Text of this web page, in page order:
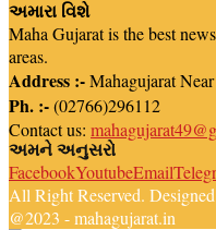
અમારા વિશે
Maha Gujarat is the best
areas.
Address :-Mahagujarat
Ph. :-(02766)296112
Contact us:
અમને અનુસરો
FacebookYoutubeEmail
All Right Reserved.
@2023 - mahagujarat.in